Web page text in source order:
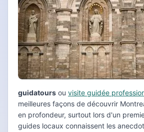
guidatours ou visite guidée
meilleures façons de découvrir
en profondeur, surtout lors d'un
guides locaux connaissent les